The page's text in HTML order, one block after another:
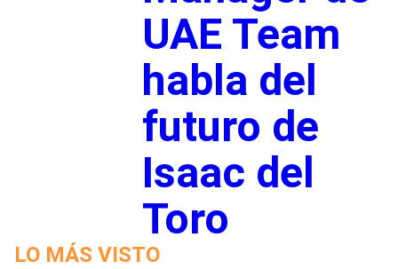
UAE Team
habla del
futuro de
Isaac del
Toro
LO MÁS VISTO